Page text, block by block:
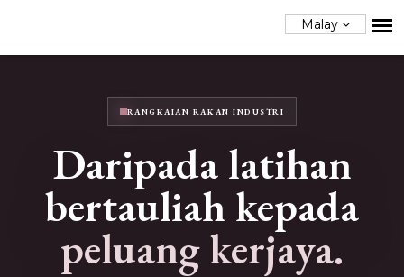
Malay
RANGKAIAN RAKAN INDUSTRI
Daripada latihan
bertauliah kepada
peluang kerjaya.